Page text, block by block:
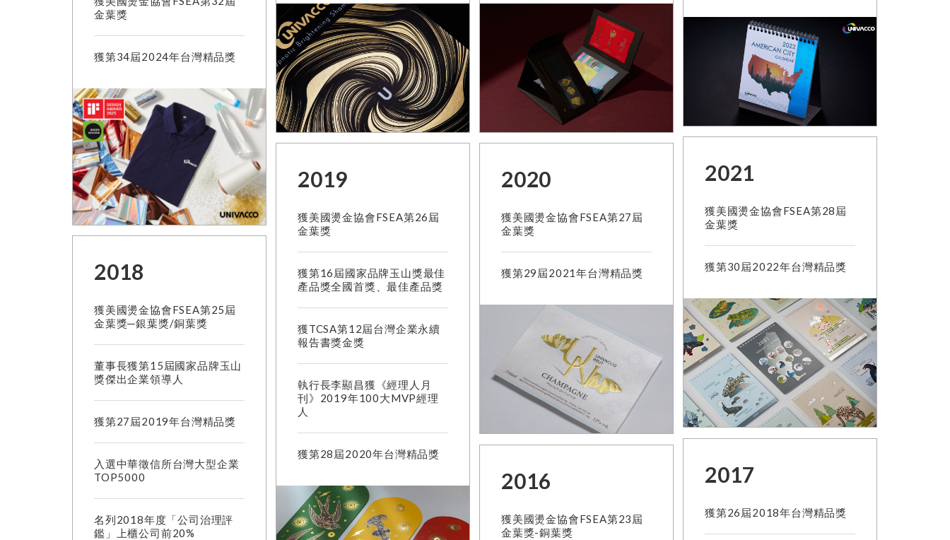
金葉獎
獲第34屆2024年台灣精品獎
2021
獲美國燙金協會FSEA第28屆
金葉獎
獲第30屆2022年台灣精品獎
2020
獲美國燙金協會FSEA第27屆
金葉獎
獲第29屆2021年台灣精品獎
2019
獲美國燙金協會FSEA第26屆
金葉獎
獲第16屆國家品牌玉山獎最佳
產品獎全國首獎、最佳產品獎
獲TCSA第12屆台灣企業永續
報告書獎金獎
執行長李顯昌獲《經理人月
刊》2019年100大MVP經理
人
獲第28屆2020年台灣精品獎
2018
獲美國燙金協會FSEA第25屆
金葉獎─銀葉獎/銅葉獎
董事長獲第15屆國家品牌玉山
獎傑出企業領導人
獲第27屆2019年台灣精品獎
入選中華徵信所台灣大型企業
TOP5000
名列2018年度「公司治理評
鑑」上櫃公司前20%
2017
獲第26屆2018年台灣精品獎
2016
獲美國燙金協會FSEA第23屆
金葉獎-銅葉獎